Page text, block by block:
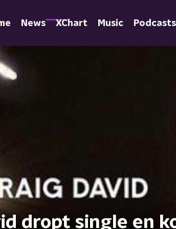
News XChart Music Podcasts
dropt single en